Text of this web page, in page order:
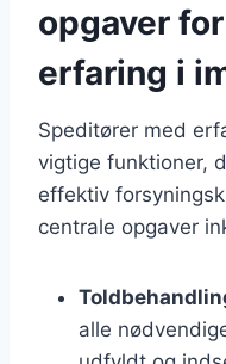
opgaver
erfaring i
Speditører med
vigtige funktioner,
effektiv
centrale opgaver
alle